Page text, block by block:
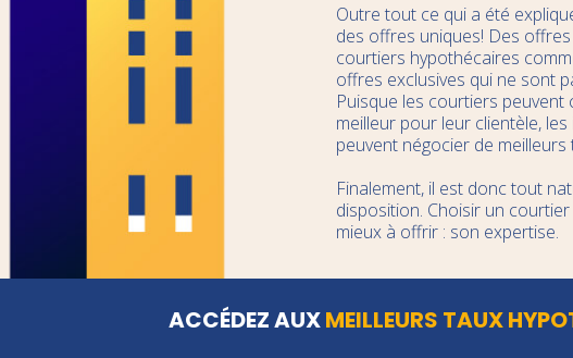
Outre tout ce qui a été
des offres uniques! Des
courtiers hypothécaires
offres exclusives qui ne sont
Puisque les courtiers peuvent
meilleur pour leur clientèle,
peuvent négocier de
Finalement, il est donc tout
disposition. Choisir un courtier
mieux à offrir : son expertise.
ACCÉDEZ AUXMEILLEURS TAUX